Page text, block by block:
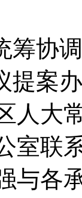
筹协
提案
人大
室联
与各